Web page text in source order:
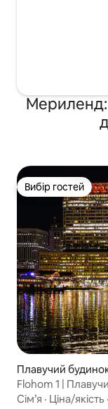
Мериленд:
Вибір гостей
Вибір гостей
Плавучий будинок
Flohom 1 |
360°
Сім’я · Ціна/якість ·